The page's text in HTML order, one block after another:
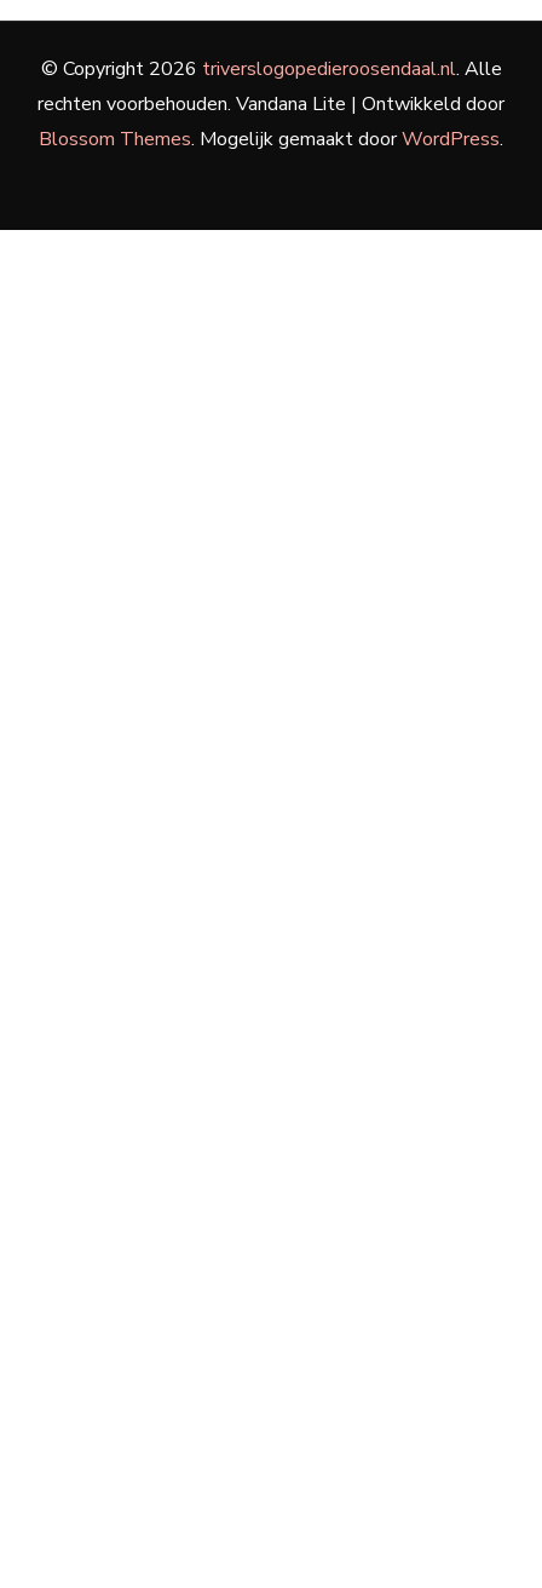
© Copyright 2026 triverslogopedieroosendaal.nl. Alle
rechten voorbehouden. Vandana Lite | Ontwikkeld door
Blossom Themes. Mogelijk gemaakt doorWordPress.